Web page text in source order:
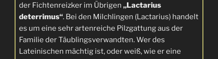
der Fichtenreizker im Übrigen „Lactarius
deterrimus“. Bei den Milchlingen (Lactarius) handelt
es um eine sehr artenreiche Pilzgattung aus der
Familie der Täublingsverwandten. Wer des
Lateinischen mächtig ist, oder weiß, wie er eine